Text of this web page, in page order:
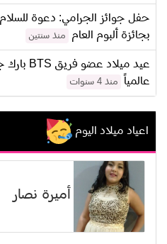
حفل جوائز الجرامي: دعوة
بجائزة ألبوم العام
منذ سنتين
عالمياً
منذ 4 سنوات
اعياد ميلاد اليوم
أميرة نصار